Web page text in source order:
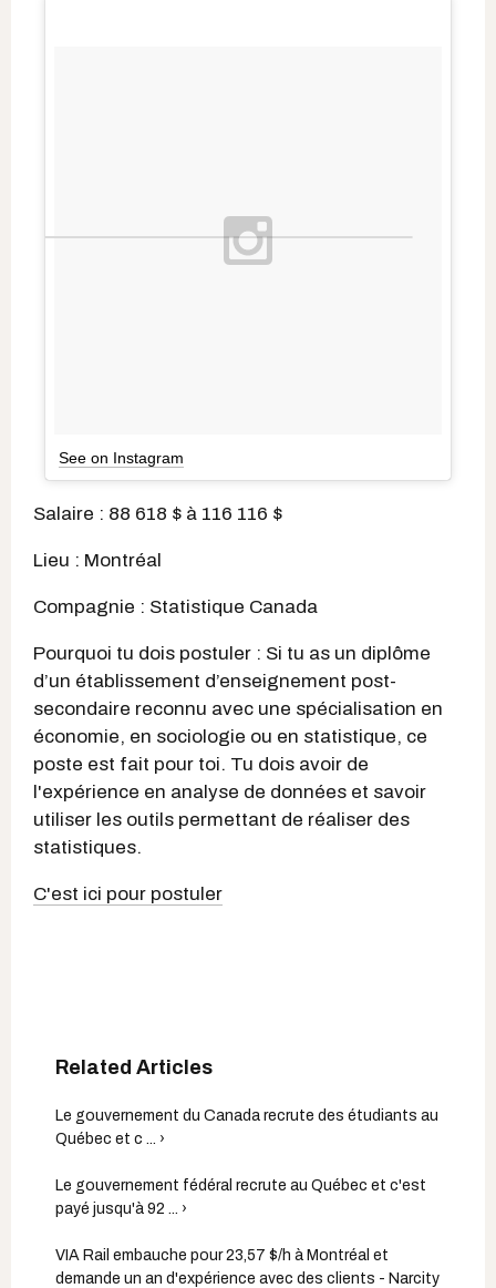
See on Instagram
Salaire : 88 618 $ à 116 116 $
Lieu : Montréal
Compagnie : Statistique Canada
Pourquoi tu dois postuler : Si tu as un diplôme
d’un établissement d’enseignement post-
secondaire reconnu avec une spécialisation en
économie, en sociologie ou en statistique, ce
poste est fait pour toi. Tu dois avoir de
l'expérience en analyse de données et savoir
utiliser les outils permettant de réaliser des
statistiques.
C'est ici pour postuler
Le gouvernement du Canada recrute des étudiants au
Québec et c ... ›
Le gouvernement fédéral recrute au Québec et c'est
payé jusqu'à 92 ... ›
VIA Rail embauche pour 23,57 $/h à Montréal et
demande un an d'expérience avec des clients - Narcity